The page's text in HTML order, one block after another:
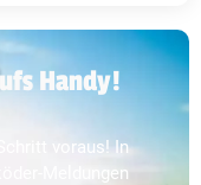
Handy!
voraus! In
Meldungen